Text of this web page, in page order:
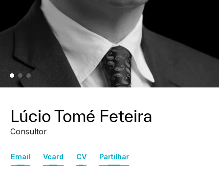
Lúcio Tomé Feteira
Consultor
Email Vcard CV Partilhar